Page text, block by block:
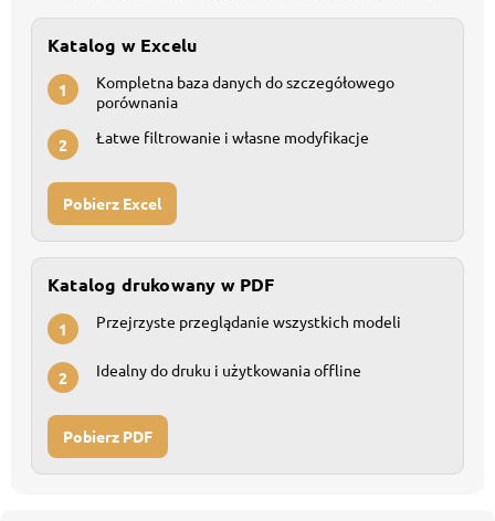
Katalog w Excelu
1
Kompletna baza danych do szczegółowego
porównania
2 Łatwe filtrowanie i własne modyfikacje
Pobierz Excel
Katalog drukowany w PDF
1 Przejrzyste przeglądanie wszystkich modeli
2 Idealny do druku i użytkowania offline
Pobierz PDF